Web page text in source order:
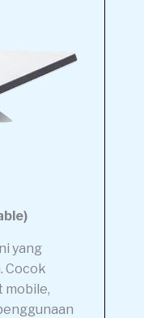
yang
Cocok